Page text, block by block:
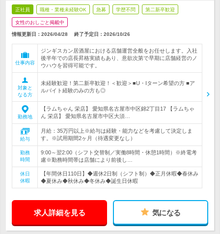
正社員 職種・業種未経験OK 急募 学歴不問 第二新卒歓迎
女性のおしごと掲載中
情報更新日：2026/04/28 終了予定日： 2026/10/26
仕事内容
ジンギスカン居酒屋における店舗運営全般をお任せします。入社
後半年での店長昇格実績もあり、意欲次第で早期に店舗経営のノ
ウハウを習得可能です。
対象と
なる方
未経験歓迎！第二新卒歓迎！＜歓迎＞■U・Iターン希望の方 ■ア
ルバイト経験のみの方も◎
勤務地
【ラムちゃん 栄店】 愛知県名古屋市中区錦2丁目17 【ラムちゃ
ん 栄店】 愛知県名古屋市中区大須…
給与
月給：35万円以上※給与は経験・能力などを考慮して決定しま
す。※試用期間2ヶ月（待遇変更なし）
勤務
時間
9:00～翌2:00（シフト交替制／実働8時間・休憩1時間）※終電考
慮※勤務時間帯は店舗により前後し…
休日
休暇
【年間休日110日】◆週休2日制（シフト制）◆正月休暇◆春休み
◆夏休み◆秋休み◆冬休み◆誕生日休暇
求人詳細を見る 気になる